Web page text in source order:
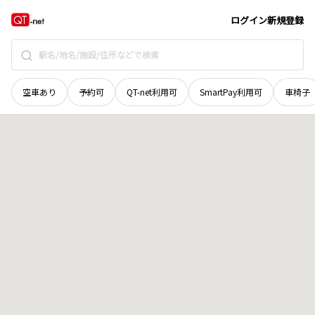
ログイン新規登録
空車あり 予約可 QT-net利用可 SmartPay利用可 車椅子
鳥取県